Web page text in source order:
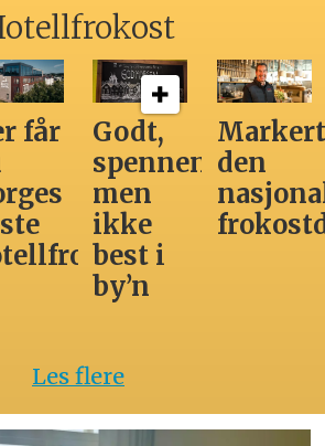
får
Godt,
spennende,
men
ikke
best i
by’n
den
Les flere